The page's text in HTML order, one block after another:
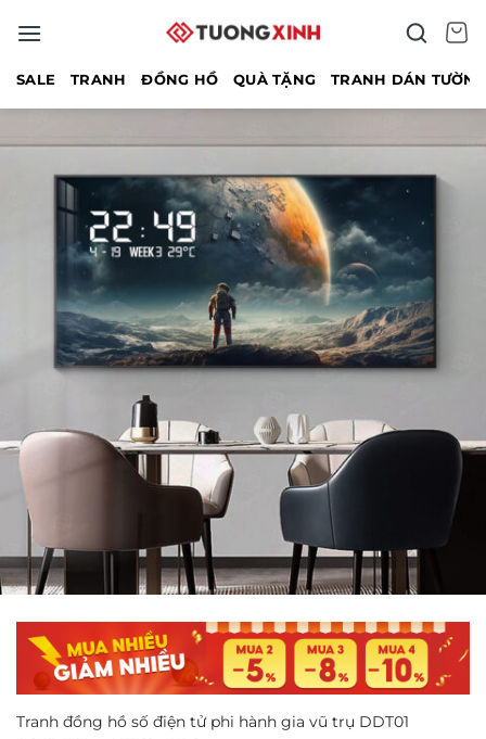
qua
SALE TRANH ĐỒNG HỒ QUÀ TẶNG TRANH DÁN
Tranh đồng hồ số điện tử phi hành gia vũ trụ DDT01